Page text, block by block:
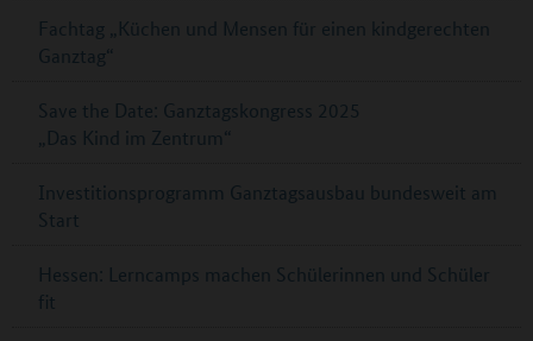
Fachtag „Küchen und Mensen für einen kindgerechten
Ganztag“
Save the Date: Ganztagskongress 2025
„Das Kind im Zentrum“
Investitionsprogramm Ganztagsausbau bundesweit am
Start
Hessen: Lerncamps machen Schülerinnen und Schüler
fit